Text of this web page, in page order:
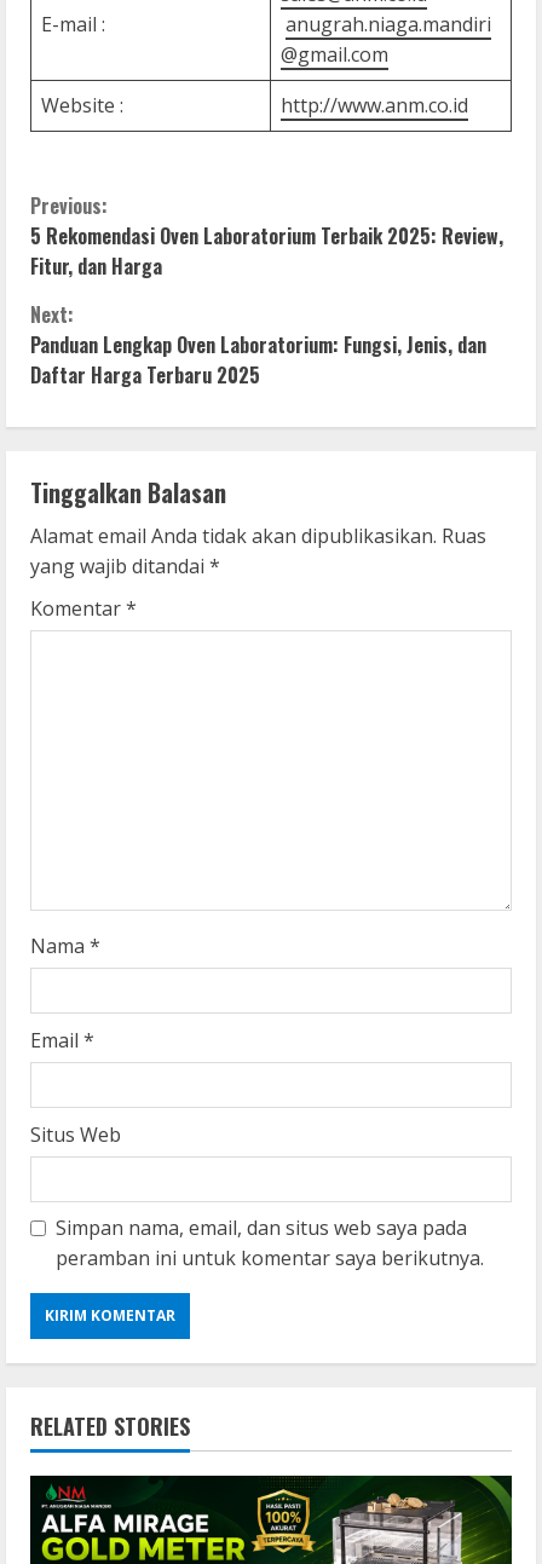
E-mail :
anugrah.niaga.mandiri
@gmail.com
Website :
http://www.anm.co.id
C
o
n
t
i
n
u
e
R
g
Previous:
5 Rekomendasi Oven Laboratorium Terbaik 2025: Review,
Fitur, dan Harga
Next:
Panduan Lengkap Oven Laboratorium: Fungsi, Jenis, dan
Daftar Harga Terbaru 2025
Tinggalkan Balasan
Alamat email Anda tidak akan dipublikasikan. Ruas
yang wajib ditandai *
Komentar*
Nama *
Email *
Situs Web
Simpan nama, email, dan situs web saya pada
peramban ini untuk komentar saya berikutnya.
RELATED STORIES